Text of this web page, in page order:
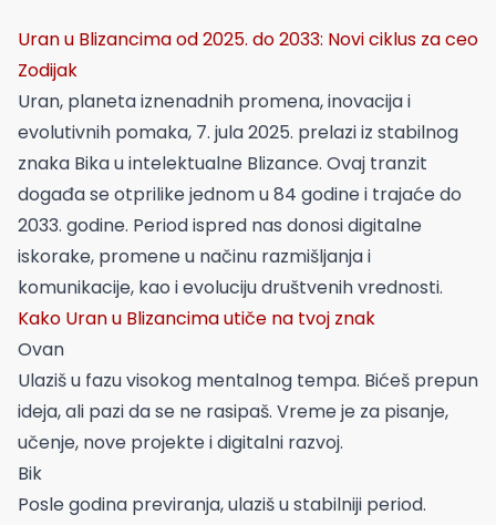
Uran u Blizancima od 2025. do 2033: Novi ciklus za ceo
Zodijak
Uran, planeta iznenadnih promena, inovacija i
evolutivnih pomaka, 7. jula 2025. prelazi iz stabilnog
znaka Bika u intelektualne Blizance. Ovaj tranzit
događa se otprilike jednom u 84 godine i trajaće do
2033. godine. Period ispred nas donosi digitalne
iskorake, promene u načinu razmišljanja i
komunikacije, kao i evoluciju društvenih vrednosti.
Kako Uran u Blizancima utiče na tvoj znak
Ovan
Ulaziš u fazu visokog mentalnog tempa. Bićeš prepun
ideja, ali pazi da se ne rasipaš. Vreme je za pisanje,
učenje, nove projekte i digitalni razvoj.
Bik
Posle godina previranja, ulaziš u stabilniji period.